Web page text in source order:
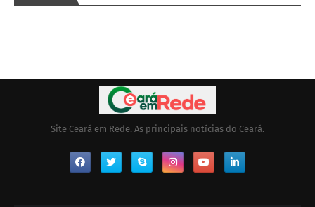
Site Ceará em Rede. As principais notícias do Ceará.